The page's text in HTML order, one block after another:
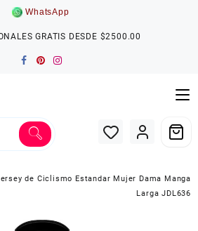
WhatsApp
GRATIS DESDE $2500.00
de Ciclismo Estandar Mujer Dama Manga
Larga JDL636